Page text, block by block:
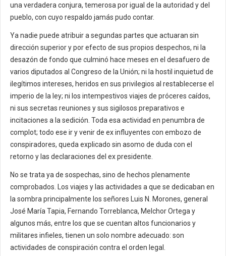
una verdadera conjura, temerosa por igual de la autoridad y del
pueblo, con cuyo respaldo jamás pudo contar.
Ya nadie puede atribuir a segundas partes que actuaran sin
dirección superior y por efecto de sus propios despechos, ni la
desazón de fondo que culminó hace meses en el desafuero de
varios diputados al Congreso de la Unión; ni la hostil inquietud de
ilegítimos intereses, heridos en sus privilegios al restablecerse el
imperio de la ley; ni los intempestivos viajes de próceres caídos,
ni sus secretas reuniones y sus sigilosos preparativos e
incitaciones a la sedición. Toda esa actividad en penumbra de
complot; todo ese ir y venir de ex influyentes con embozo de
conspiradores, queda explicado sin asomo de duda con el
retorno y las declaraciones del ex presidente.
No se trata ya de sospechas, sino de hechos plenamente
comprobados. Los viajes y las actividades a que se dedicaban en
la sombra principalmente los señores Luis N. Morones, general
José María Tapia, Fernando Torreblanca, Melchor Ortega y
algunos más, entre los que se cuentan altos funcionarios y
militares infieles, tienen un solo nombre adecuado: son
actividades de conspiración contra el orden legal.